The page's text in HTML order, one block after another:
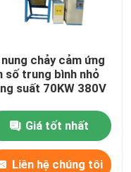
chảy cảm ứng
số trung bình nhỏ
suất 70KW 380V
Giá tốt nhất
Liên hệ chúng tôi